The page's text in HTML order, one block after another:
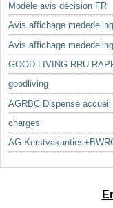
Modèle avis décision FR
Avis affichage
Avis affichage
GOOD LIVING RRU
goodliving
AGRBC Dispense
charges
AG